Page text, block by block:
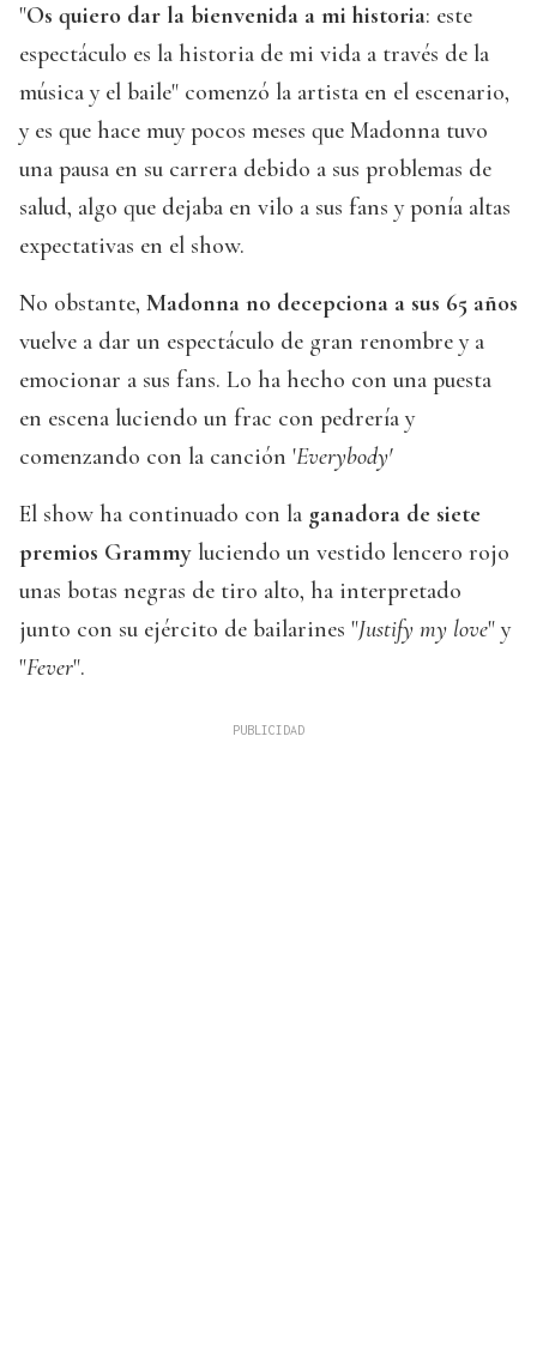
"Os quiero dar la bienvenida a mi historia: este
espectáculo es la historia de mi vida a través de la
música y el baile" comenzó la artista en el escenario,
y es que hace muy pocos meses que Madonna tuvo
una pausa en su carrera debido a sus problemas de
salud, algo que dejaba en vilo a sus fans y ponía altas
expectativas en el show.
No obstante, Madonna no decepciona a sus 65 años
vuelve a dar un espectáculo de gran renombre y a
emocionar a sus fans. Lo ha hecho con una puesta
en escena luciendo un frac con pedrería y
comenzando con la canción 'Everybody'
El show ha continuado con la ganadora de siete
premios Grammy luciendo un vestido lencero rojo
unas botas negras de tiro alto, ha interpretado
junto con su ejército de bailarines "Justify my love" y
"Fever".